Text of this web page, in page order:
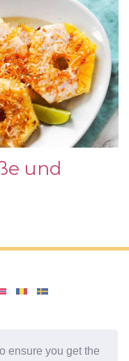
ensure you get the
und